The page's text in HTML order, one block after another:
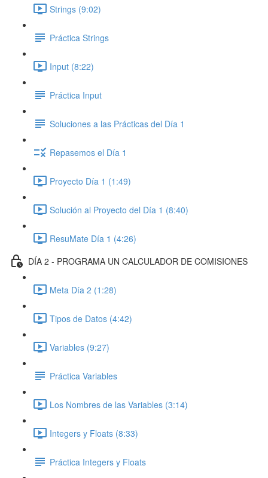
Strings (9:02)
Práctica Strings
Input (8:22)
Práctica Input
Soluciones a las Prácticas del Día 1
Repasemos el Día 1
Proyecto Día 1 (1:49)
Solución al Proyecto del Día 1 (8:40)
ResuMate Día 1 (4:26)
DÍA 2 - PROGRAMA UN CALCULADOR DE COMISIONES
Meta Día 2 (1:28)
Tipos de Datos (4:42)
Variables (9:27)
Práctica Variables
Los Nombres de las Variables (3:14)
Integers y Floats (8:33)
Práctica Integers y Floats